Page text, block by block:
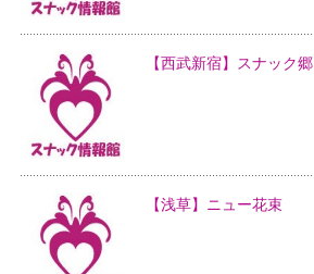
【西武新宿】スナック郷
【浅草】ニュー花束